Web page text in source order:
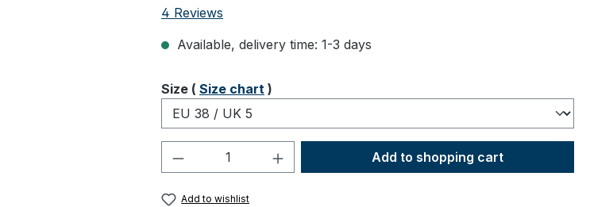
Average rating of 5 out of 5 stars
4 Reviews
Available, delivery time: 1-3 days
Select
Size ( Size chart )
Product Quantity: Enter the desired amount
Add to shopping cart
Add to wishlist